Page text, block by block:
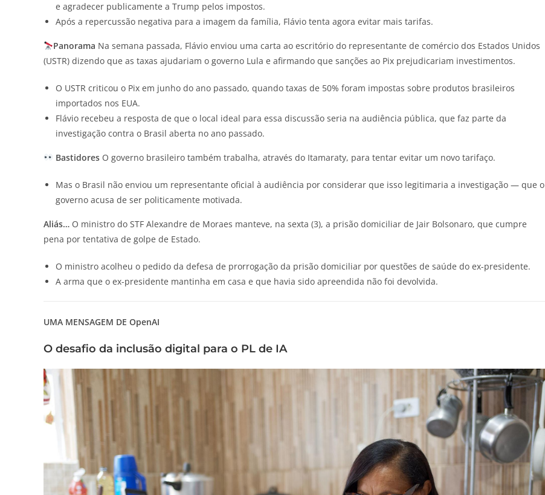
e agradecer publicamente a Trump pelos impostos.
Após a repercussão negativa para a imagem da família, Flávio tenta agora evitar mais tarifas.
Panorama Na semana passada, Flávio enviou uma carta ao escritório do representante de comércio dos Estados Unidos
(USTR) dizendo que as taxas ajudariam o governo Lula e afirmando que sanções ao Pix prejudicariam investimentos.
O USTR criticou o Pix em junho do ano passado, quando taxas de 50% foram impostas sobre produtos brasileiros
importados nos EUA.
Flávio recebeu a resposta de que o local ideal para essa discussão seria na audiência pública, que faz parte da
investigação contra o Brasil aberta no ano passado.
Bastidores O governo brasileiro também trabalha, através do Itamaraty, para tentar evitar um novo tarifaço.
Mas o Brasil não enviou um representante oficial à audiência por considerar que isso legitimaria a investigação — que o
governo acusa de ser politicamente motivada.
Aliás… O ministro do STF Alexandre de Moraes manteve, na sexta (3), a prisão domiciliar de Jair Bolsonaro, que cumpre
pena por tentativa de golpe de Estado.
O ministro acolheu o pedido da defesa de prorrogação da prisão domiciliar por questões de saúde do ex-presidente.
A arma que o ex-presidente mantinha em casa e que havia sido apreendida não foi devolvida.
UMA MENSAGEM DE OpenAI
O desafio da inclusão digital para o PL de IA